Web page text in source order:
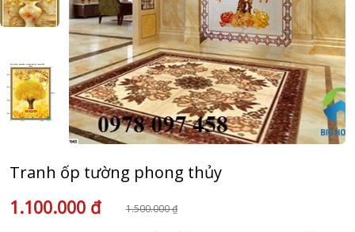
Tranh ốp tường phong thủy
1.100.000 đ 1.500.000 ₫